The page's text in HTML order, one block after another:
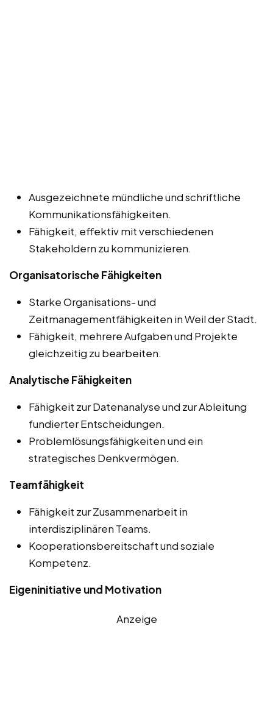
Ausgezeichnete mündliche und schriftliche
Kommunikationsfähigkeiten.
Fähigkeit, effektiv mit verschiedenen
Stakeholdern zu kommunizieren.
Organisatorische Fähigkeiten
Starke Organisations- und
Zeitmanagementfähigkeiten in Weil der Stadt.
Fähigkeit, mehrere Aufgaben und Projekte
gleichzeitig zu bearbeiten.
Analytische Fähigkeiten
Fähigkeit zur Datenanalyse und zur Ableitung
fundierter Entscheidungen.
Problemlösungsfähigkeiten und ein
strategisches Denkvermögen.
Teamfähigkeit
Fähigkeit zur Zusammenarbeit in
interdisziplinären Teams.
Kooperationsbereitschaft und soziale
Kompetenz.
Eigeninitiative und Motivation
Anzeige